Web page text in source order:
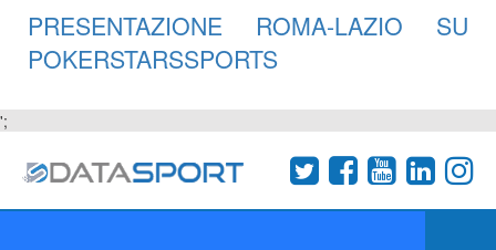
PRESENTAZIONE ROMA-LAZIO SU
POKERSTARSSPORTS
';